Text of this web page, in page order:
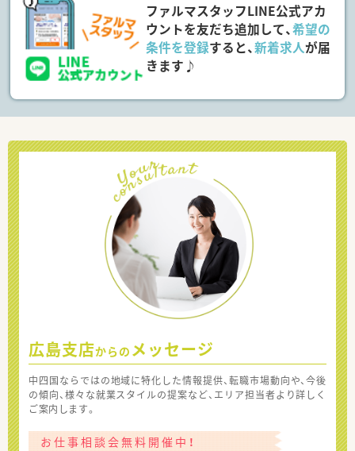
ファルマスタッフLINE公式アカ
ウントを友だち追加して、希望の
条件を登録すると、新着求人が届
きます♪
広島支店からの メッセージ
中四国ならではの地域に特化した情報提供、転職市場動向や、今後
の傾向、様々な就業スタイルの提案など、エリア担当者より詳しく
ご案内します。
お仕事相談会無料開催中！